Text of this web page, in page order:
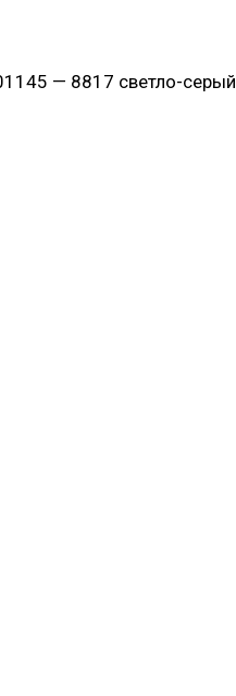
— 8817 светло-серый